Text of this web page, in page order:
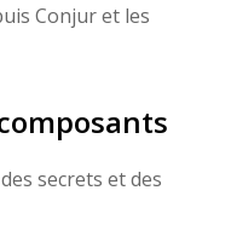
Conjur et les
secrets et des